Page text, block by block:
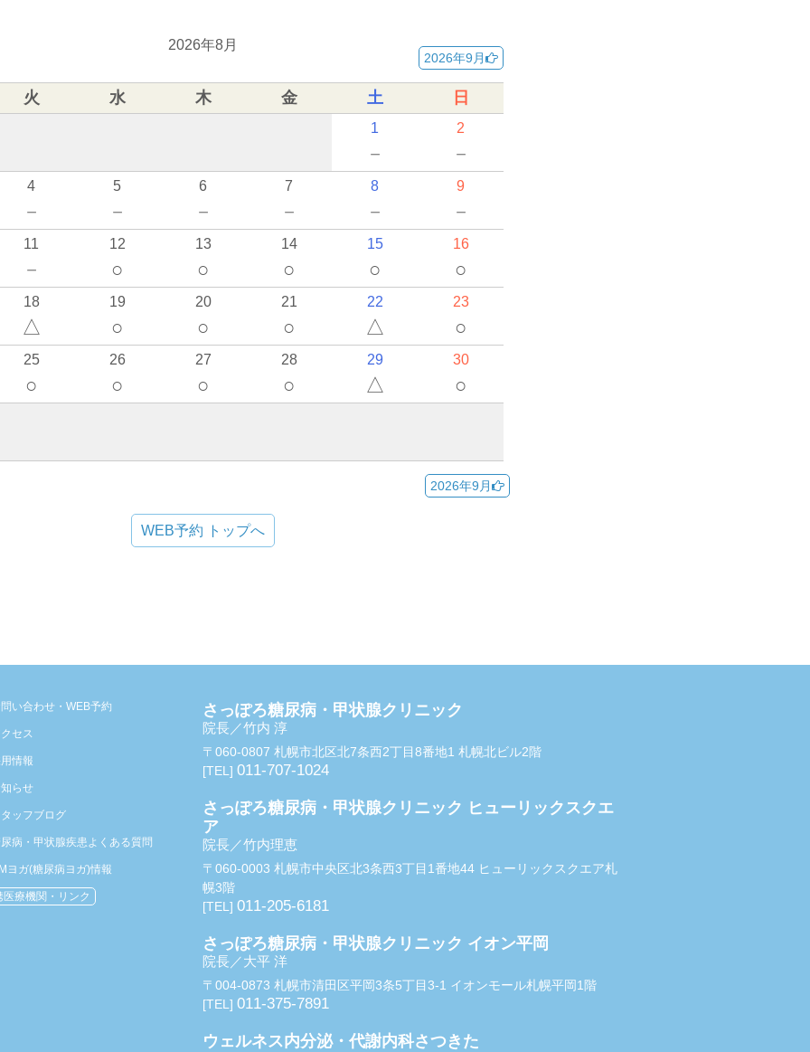
2026年8月
2026年9月
火 水 木 金 土 日
1
－
2
－
4
－
5
－
6
－
7
－
8
－
9
－
11
－
12
○
13
○
14
○
15
○
16
○
18
△
19
○
20
○
21
○
22
△
23
○
25
○
26
○
27
○
28
○
29
△
30
○
2026年9月
WEB予約 トップへ
い合わせ・WEB予約
セス
情報
らせ
ッフブログ
病・甲状腺疾患よくある質問
ヨガ(糖尿病ヨガ)情報
医療機関・リンク
さっぽろ糖尿病・甲状腺クリニック
院長／竹内 淳
〒060-0807 札幌市北区北7条西2丁目8番地1 札幌北ビル2階
[TEL] 011-707-1024
さっぽろ糖尿病・甲状腺クリニック ヒューリックスクエ
ア
院長／竹内理恵
〒060-0003 札幌市中央区北3条西3丁目1番地44 ヒューリックスクエア札
幌3階
[TEL] 011-205-6181
さっぽろ糖尿病・甲状腺クリニック イオン平岡
院長／大平 洋
〒004-0873 札幌市清田区平岡3条5丁目3-1 イオンモール札幌平岡1階
[TEL] 011-375-7891
ウェルネス内分泌・代謝内科さつきた